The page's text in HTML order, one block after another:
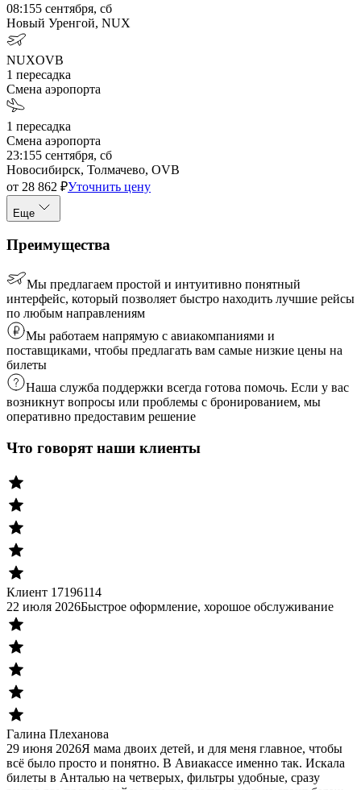
08:155 сентября, сб
Новый Уренгой, NUX
NUXOVB
1 пересадка
Смена аэропорта
1 пересадка
Смена аэропорта
23:155 сентября, сб
Новосибирск, Толмачево, OVB
от 28 862 ₽Уточнить цену
Еще
Преимущества
Мы предлагаем простой и интуитивно понятный
интерфейс, который позволяет быстро находить лучшие рейсы
по любым направлениям
Мы работаем напрямую с авиакомпаниями и
поставщиками, чтобы предлагать вам самые низкие цены на
билеты
Наша служба поддержки всегда готова помочь. Если у вас
возникнут вопросы или проблемы с бронированием, мы
оперативно предоставим решение
Что говорят наши клиенты
Клиент 17196114
22 июля 2026Быстрое оформление, хорошое обслуживание
Галина Плеханова
29 июня 2026Я мама двоих детей, и для меня главное, чтобы
всё было просто и понятно. В Авиакассе именно так. Искала
билеты в Анталью на четверых, фильтры удобные, сразу